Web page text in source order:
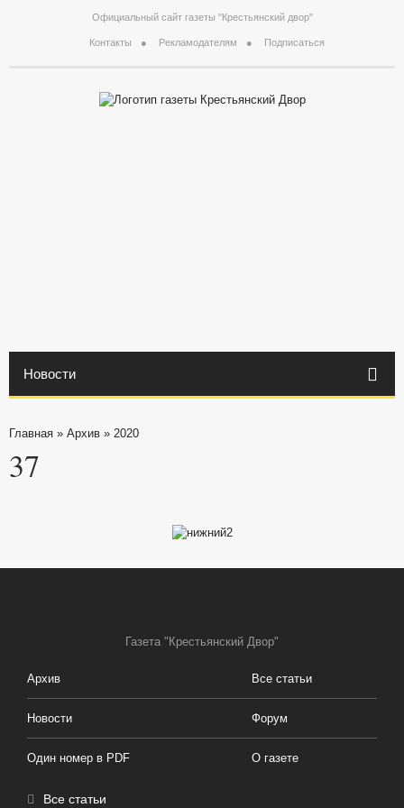
Официальный сайт газеты "Крестьянский двор"
Контакты Рекламодателям Подписаться
Новости
Главная » Архив » 2020
37
Газета "Крестьянский Двор"
Архив Все статьи
Новости Форум
Один номер в PDF О газете
Все статьи